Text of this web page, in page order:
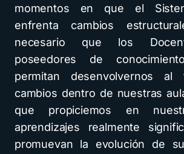
momentos en que el
enfrenta cambios
necesario que los
poseedores de
permitan desenvolvernos
cambios dentro de nuestras
que propiciemos en
aprendizajes realmente
promuevan la evolución de